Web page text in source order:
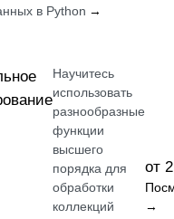
в Python →
Научитесь
использовать
разнообразные
функции
высшего
порядка для
обработки
коллекций
от
→